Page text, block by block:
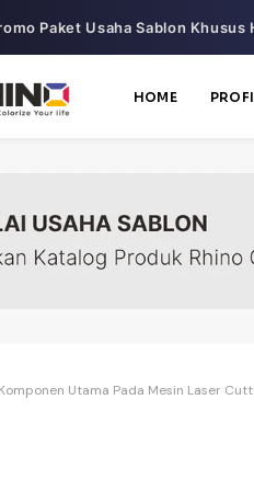
Paket Usaha Sablon
HOME
Utama Pada Mesin Laser